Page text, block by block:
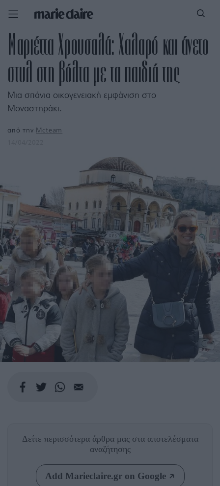
Μαριέττα Χρουσαλά: Χαλαρό και άνετο
στυλ στη βόλτα με τα παιδιά της
Μια σπάνια οικογενειακή εμφάνιση στο
Μοναστηράκι.
από την Mcteam
NDP
Δείτε περισσότερα άρθρα μας στα αποτελέσματα
αναζήτησης
Add Marieclaire.gr on Google